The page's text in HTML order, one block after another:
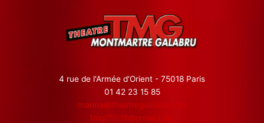
4 rue de l'Armée d'Orient - 75018 Paris
01 42 23 15 85
marina@theatregalabru.com
tmg75018@gmail.com